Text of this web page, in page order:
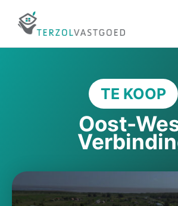
naar
de
TE KOOP
Oost-